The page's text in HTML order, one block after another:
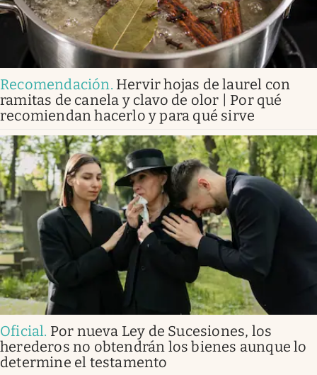
Recomendación. Hervir hojas de laurel con
ramitas de canela y clavo de olor | Por qué
recomiendan hacerlo y para qué sirve
Oficial. Por nueva Ley de Sucesiones, los
herederos no obtendrán los bienes aunque lo
determine el testamento